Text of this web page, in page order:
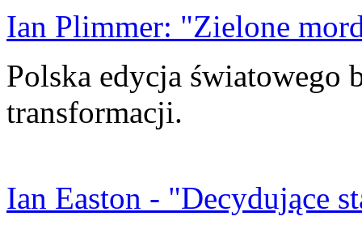
Ian Plimmer: "Zielone
Polska edycja światowego
transformacji.
Ian Easton - "Decydujące